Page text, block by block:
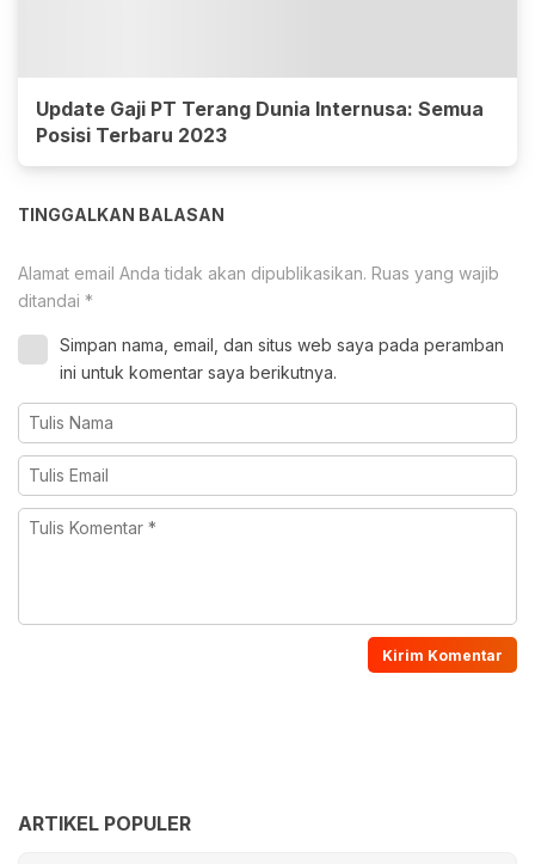
Update Gaji PT Terang Dunia Internusa: Semua
Posisi Terbaru 2023
TINGGALKAN BALASAN
Alamat email Anda tidak akan dipublikasikan. Ruas yang wajib
ditandai *
Simpan nama, email, dan situs web saya pada peramban
ini untuk komentar saya berikutnya.
ARTIKEL POPULER